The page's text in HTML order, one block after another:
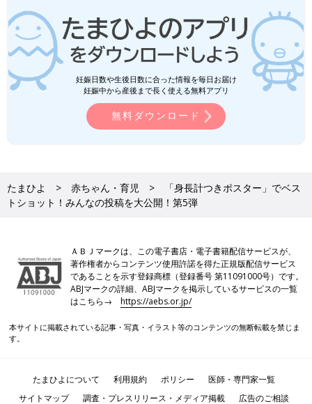
妊娠日数や生後日数に合った情報を毎日お届け
妊娠中から産後まで長く使える無料アプリ
無料ダウンロード
たまひよ 赤ちゃん・育児
「身長計つきポスター」でベス
トショット！みんなの投稿を大公開！第5弾
ＡＢＪマークは、この電子書店・電子書籍配信サービスが、
著作権者からコンテンツ使用許諾を得た正規版配信サービス
であることを示す登録商標（登録番号 第11091000号）です。
ABJマークの詳細、ABJマークを掲示しているサービスの一覧
はこちら→https://aebs.or.jp/
本サイトに掲載されている記事・写真・イラスト等のコンテンツの無断転載を禁じま
す。
たまひよについて 利用規約 ポリシー
医師・専門家一覧
サイトマップ
調査・プレスリリース・メディア掲載 広告のご相談